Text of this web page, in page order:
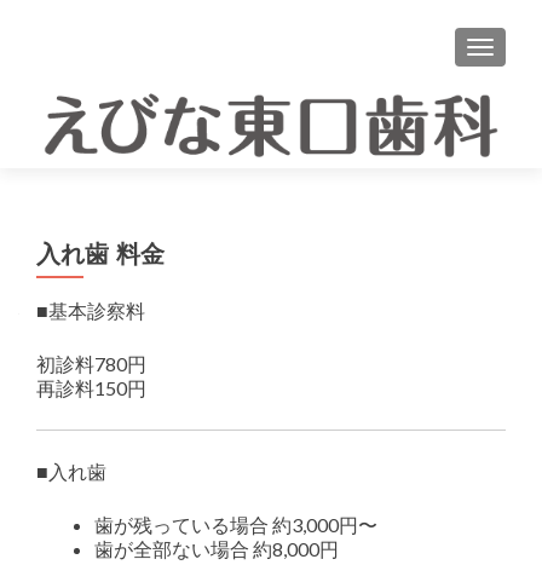
ナビゲ
入れ歯 料金
■基本診察料
初診料780円
再診料150円
■入れ歯
歯が残っている場合 約3,000円〜
歯が全部ない場合 約8,000円